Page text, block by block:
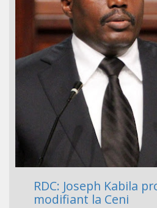
RDC: Joseph Kabila
modifiant la Ceni